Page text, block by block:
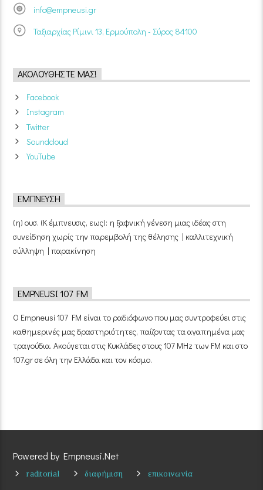
info@empneusi.gr
Ταξιαρχίας Ρίμινι 13, Ερμούπολη - Σύρος 84100
ΑΚΟΛΟΥΘΉΣΤΕ ΜΑΣ!
Facebook
Instagram
Twitter
Soundcloud
YouTube
ΈΜΠΝΕΥΣΗ
(η) ουσ. (Κ έμπνευσις, εως): η ξαφνική γένεση μιας ιδέας στη
συνείδηση χωρίς την παρεμβολή της θέλησης | καλλιτεχνική
σύλληψη | παρακίνηση
EMPNEUSI 107 FM
Ο Empneusi 107 FM είναι το ραδιόφωνο που μας συντροφεύει στις
καθημερινές μας δραστηριότητες, παίζοντας τα αγαπημένα μας
τραγούδια. Ακούγεται στις Κυκλάδες στους 107 MHz των FM και στο
107.gr σε όλη την Ελλάδα και τον κόσμο.
Powered by Empneusi.Net
raditorial διαφήμιση επικοινωνία